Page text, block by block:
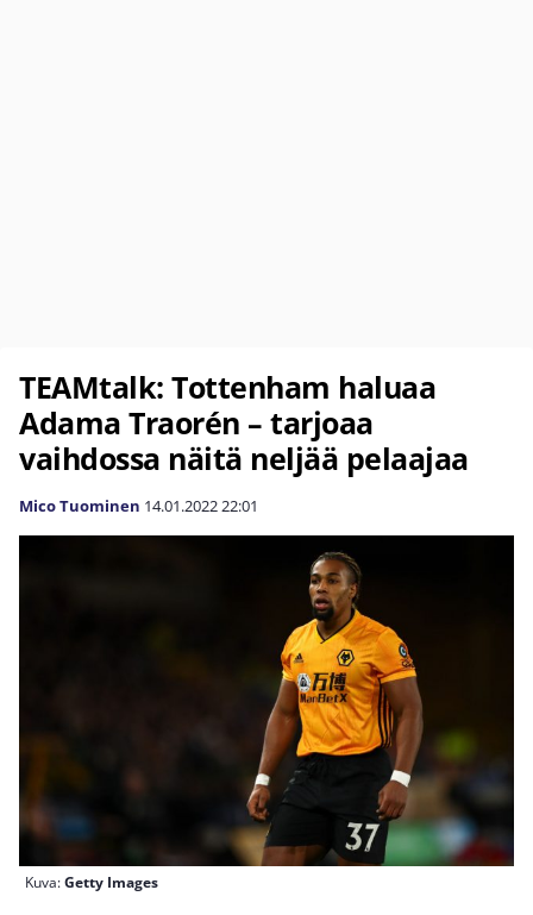
TEAMtalk: Tottenham haluaa
Adama Traorén – tarjoaa
vaihdossa näitä neljää pelaajaa
Mico Tuominen 14.01.202222:01
Kuva:Getty Images